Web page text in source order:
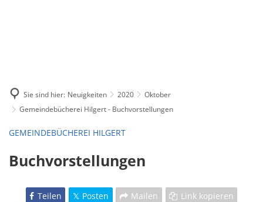
Sie sind hier: Neuigkeiten 2020
Oktober
Gemeindebücherei Hilgert - Buchvorstellungen
GEMEINDEBÜCHEREI HILGERT
Buchvorstellungen
Teilen Posten Mailen Link kopieren